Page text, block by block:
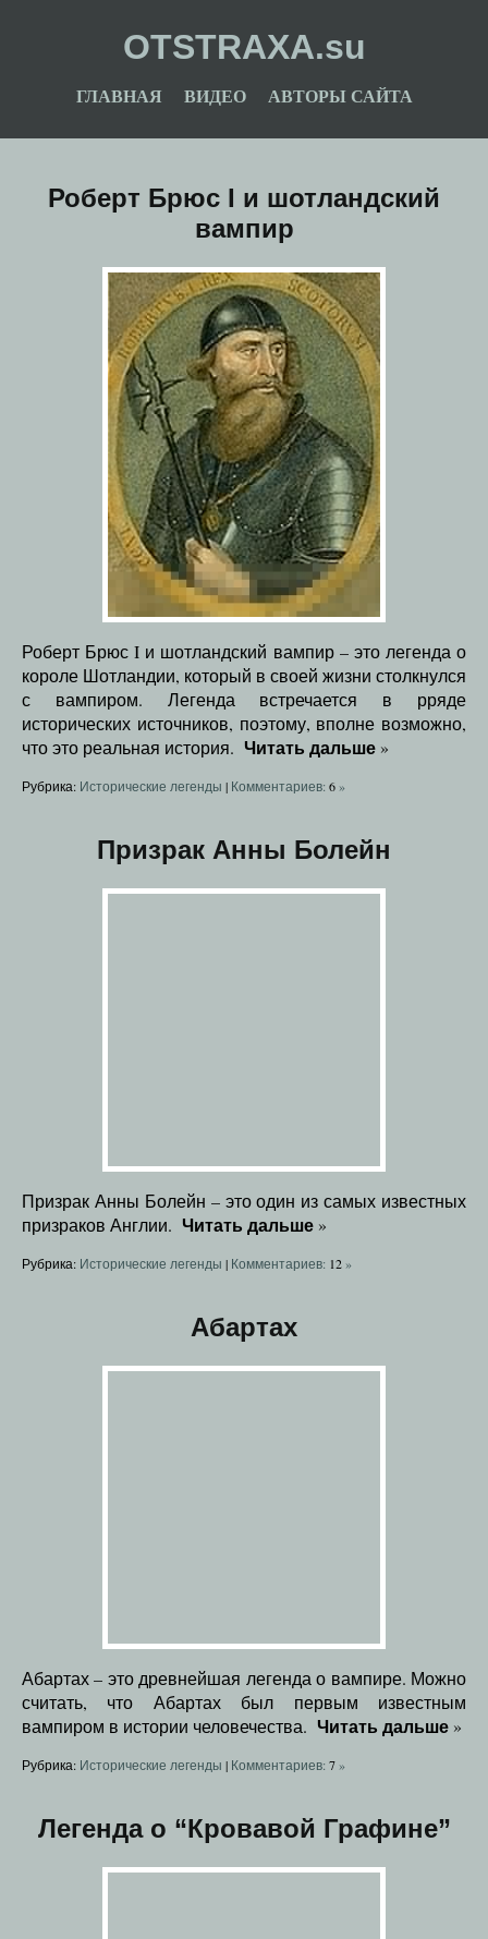
OTSTRAXA.su
ГЛАВНАЯ ВИДЕО АВТОРЫ САЙТА
Роберт Брюс I и шотландский
вампир
Роберт Брюс I и шотландский вампир – это легенда о
короле Шотландии, который в своей жизни столкнулся
с вампиром. Легенда встречается в рряде
исторических источников, поэтому, вполне возможно,
что это реальная история. Читать дальше »
Рубрика: Исторические легенды | Комментариев: 6»
Призрак Анны Болейн
Призрак Анны Болейн – это один из самых известных
призраков Англии. Читать дальше »
Рубрика: Исторические легенды | Комментариев: 12»
Абартах
Абартах – это древнейшая легенда о вампире. Можно
считать, что Абартах был первым известным
вампиром в истории человечества. Читать дальше »
Рубрика: Исторические легенды | Комментариев: 7»
Легенда о “Кровавой Графине”